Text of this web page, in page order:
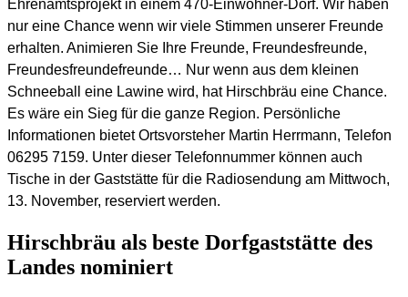
Ehrenamtsprojekt in einem 470-Einwohner-Dorf. Wir haben
nur eine Chance wenn wir viele Stimmen unserer Freunde
erhalten. Animieren Sie Ihre Freunde, Freundesfreunde,
Freundesfreundefreunde… Nur wenn aus dem kleinen
Schneeball eine Lawine wird, hat Hirschbräu eine Chance.
Es wäre ein Sieg für die ganze Region. Persönliche
Informationen bietet Ortsvorsteher Martin Herrmann, Telefon
06295 7159. Unter dieser Telefonnummer können auch
Tische in der Gaststätte für die Radiosendung am Mittwoch,
13. November, reserviert werden.
Hirschbräu als beste Dorfgaststätte des
Landes nominiert